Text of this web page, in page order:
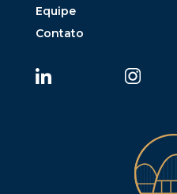
Equipe
Contato